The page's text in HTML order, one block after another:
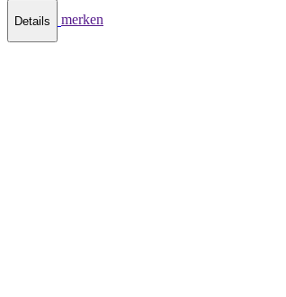
Details merken